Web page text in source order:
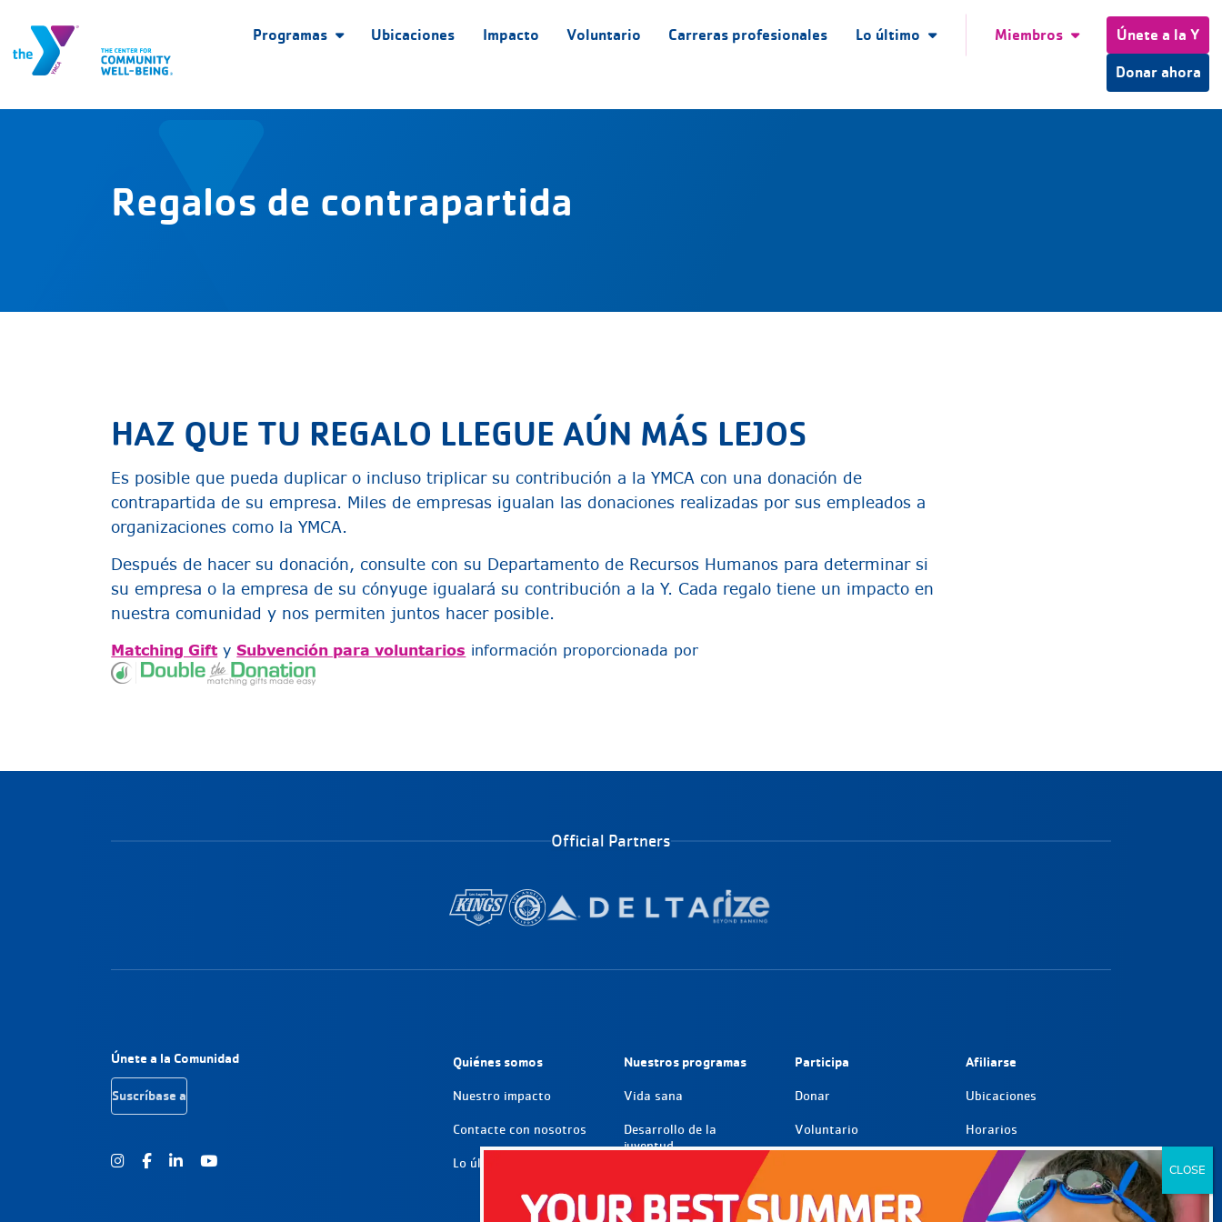
Programas Ubicaciones Impacto Voluntario Carreras profesionales Lo último Miembros Únete a la Y
Donar ahora
Regalos de contrapartida
HAZ QUE TU REGALO LLEGUE AÚN MÁS LEJOS
Es posible que pueda duplicar o incluso triplicar su contribución a la YMCA con una donación de
contrapartida de su empresa. Miles de empresas igualan las donaciones realizadas por sus empleados a
organizaciones como la YMCA.
Después de hacer su donación, consulte con su Departamento de Recursos Humanos para determinar si
su empresa o la empresa de su cónyuge igualará su contribución a la Y. Cada regalo tiene un impacto en
nuestra comunidad y nos permiten juntos hacer posible.
Matching Gift ySubvención para voluntarios información proporcionada por
Official Partners
Navegación a pie de página
Únete a la Comunidad
Suscríbase a
Instagram
FacebookYoutube
Quiénes somos
Nuestro impacto
Contacte con nosotros
Lo último
Nuestros programas
Vida sana
Desarrollo de la
juventud
Participa
Donar
Voluntario
Carreras profesionales
Afiliarse
Ubicaciones
Horarios
Apoyo a los miembros